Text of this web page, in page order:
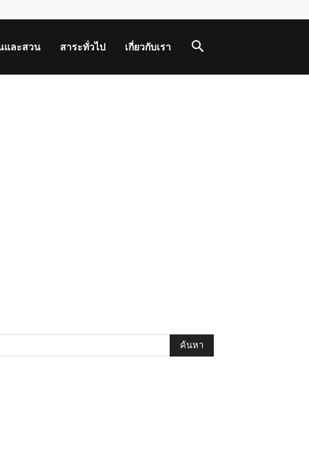
และสวน สาระทั่วไป เกี่ยวกับเรา